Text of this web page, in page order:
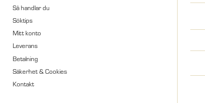
Så handlar du
Söktips
Mitt konto
Leverans
Betalning
Säkerhet & Cookies
Kontakt